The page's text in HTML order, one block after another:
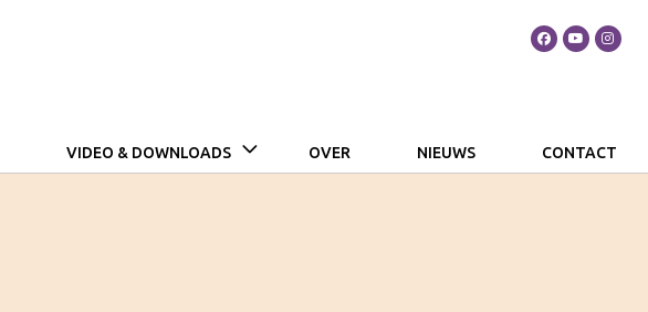
VIDEO & DOWNLOADS OVER NIEUWS CONTACT